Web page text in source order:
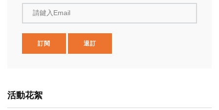
請鍵入Email
訂閱 退訂
活動花絮